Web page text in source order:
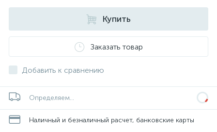
Купить
Заказать товар
Добавить к сравнению
Определяем...
Наличный и безналичный расчет, банковские карты